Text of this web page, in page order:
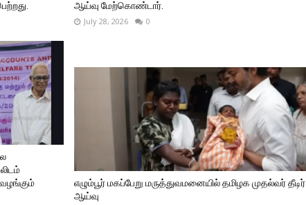
ஆய்வு மேற்கொண்டார்.
July 28, 2026 0
எழும்பூர் மகப்பேறு மருத்துவமனையில் தமிழக முதல்வர் தீடிர்
ஆய்வு